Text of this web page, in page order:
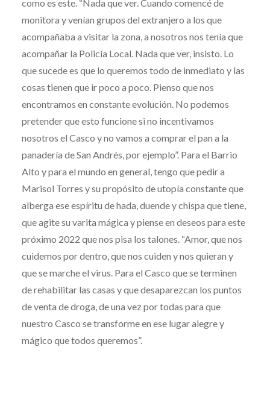
como es este. “Nada que ver. Cuando comencé de
monitora y venían grupos del extranjero a los que
acompañaba a visitar la zona, a nosotros nos tenía que
acompañar la Policía Local. Nada que ver, insisto. Lo
que sucede es que lo queremos todo de inmediato y las
cosas tienen que ir poco a poco. Pienso que nos
encontramos en constante evolución. No podemos
pretender que esto funcione si no incentivamos
nosotros el Casco y no vamos a comprar el pan a la
panadería de San Andrés, por ejemplo”. Para el Barrio
Alto y para el mundo en general, tengo que pedir a
Marisol Torres y su propósito de utopía constante que
alberga ese espíritu de hada, duende y chispa que tiene,
que agite su varita mágica y piense en deseos para este
próximo 2022 que nos pisa los talones. “Amor, que nos
cuidemos por dentro, que nos cuiden y nos quieran y
que se marche el virus. Para el Casco que se terminen
de rehabilitar las casas y que desaparezcan los puntos
de venta de droga, de una vez por todas para que
nuestro Casco se transforme en ese lugar alegre y
mágico que todos queremos”.